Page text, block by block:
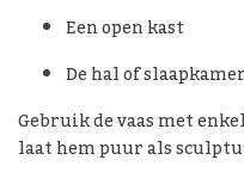
Een open kast
De hal of slaapkamer
Gebruik de vaas met
laat hem puur als